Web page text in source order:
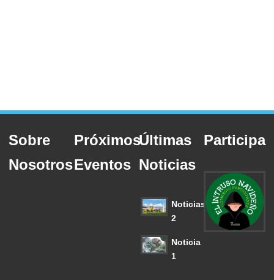
Sobre
Nosotros
Próximos
Eventos
Últimas
Noticias
Noticias
2
Noticia
1
Participa